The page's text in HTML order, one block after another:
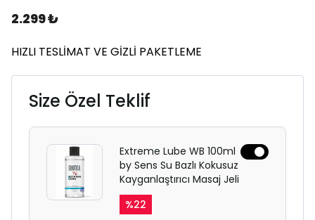
2.299 ₺
HIZLI TESLİMAT VE GİZLİ PAKETLEME
Size Özel Teklif
Extreme Lube WB 100ml
by Sens Su Bazlı Kokusuz
Kayganlaştırıcı Masaj Jeli
%22